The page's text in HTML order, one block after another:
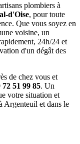
plombiers à
d'Oise, pour toute
Que vous soyez en
voisine, un
24h/24 et
d'un dégât des
de chez vous et
72 51 99 85. Un
votre situation et
Argenteuil et dans le